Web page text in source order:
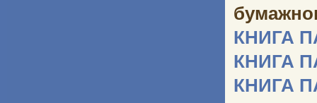
КНИГА
КНИГА
КНИГА